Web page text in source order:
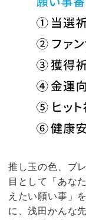
推し玉の色、ブ
目として「あな
えたい願い事」
に、浅田かんな